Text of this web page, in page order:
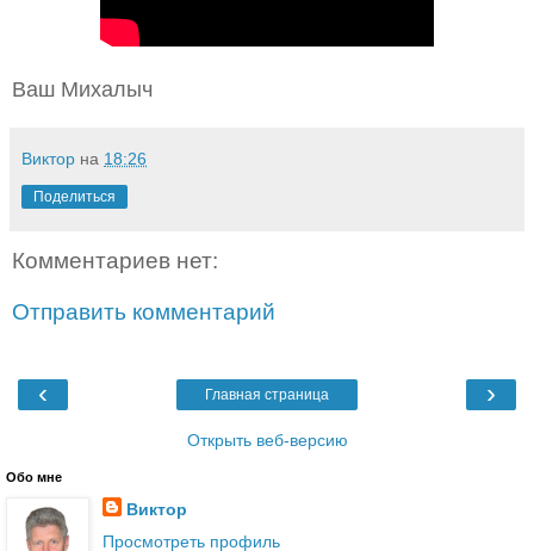
Ваш Михалыч
Виктор на 18:26
Поделиться
Комментариев нет:
Отправить комментарий
‹ ›
Главная страница
Открыть веб-версию
Обо мне
Виктор
Просмотреть профиль